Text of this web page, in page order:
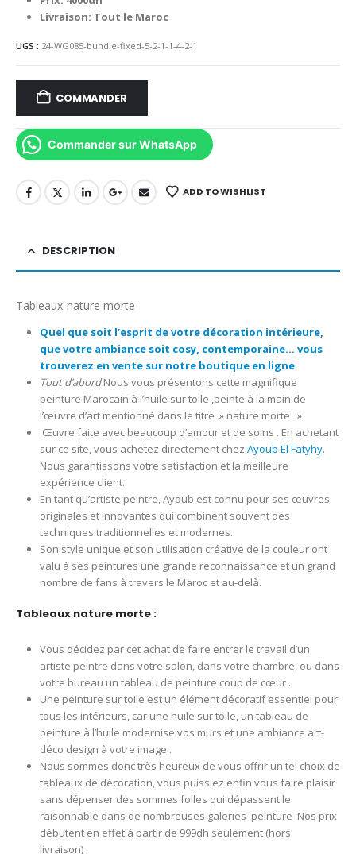
Livraison: Tout le Maroc
UGS : 24-WG085-bundle-fixed-5-2-1-1-4-2-1
COMMANDER
Commander sur WhatsApp
ADD TO WISHLIST
DESCRIPTION
Tableaux nature morte
Quel que soit l’esprit de votre décoration intérieure,
que votre ambiance soit cosy, contemporaine… vous
trouverez en vente sur notre boutique en ligne
Tout d’abordNous vous présentons cette magnifique
peinture Marocain à l’huile sur toile ,peinte à la main de
l’œuvre d’art mentionné dans le titre » nature morte »
Œuvre faite avec beaucoup d’amour et de soins . En achetant
sur ce site, vous achetez directement chez Ayoub El Fatyhy.
Nous garantissons votre satisfaction et la meilleure
expérience client.
En tant qu’artiste peintre, Ayoub est connu pour ses œuvres
originales et innovantes qui combinent souvent des
techniques traditionnelles et modernes.
Son style unique et son utilisation créative de la couleur ont
valu à ses peintures une grande reconnaissance et un grand
nombre de fans à travers le Maroc et au-delà.
Tableaux nature morte :
Vous décidez par cet achat de faire entrer le travail d’un
artiste peintre dans votre salon, dans votre chambre, ou dans
votre bureau un tableau de peinture coup de cœur .
Une peinture sur toile est un élément décoratif essentiel pour
tous les intérieurs, car une huile sur toile, un tableau de
peinture à l’huile modernise vos murs et une ambiance art-
déco design à votre image .
Nous sommes donc très heureux de vous offrir un tel choix de
tableaux de décoration, vous puissiez enfin vous faire plaisir
sans dépenser des sommes folles qui dépassent le
raisonnable dans de nombreuses galeries peinture :Nos prix
débutent en effet à partir de 999dh seulement (hors
livraison) .